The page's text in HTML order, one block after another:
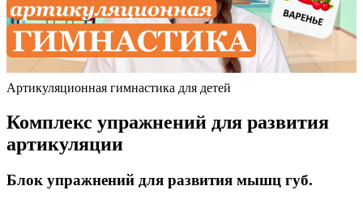
Артикуляционная гимнастика для детей
Комплекс упражнений для развития
артикуляции
Блок упражнений для развития мышц губ.